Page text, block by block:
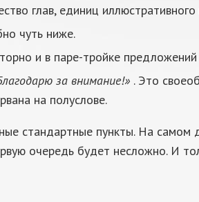
глав, единиц
чуть ниже.
и в паре-тройке
за внимание!» . Это
на полуслове.
стандартные пункты. На самом
очередь будет несложно. И